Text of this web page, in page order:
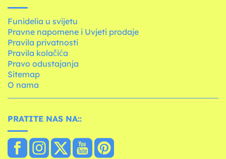
Funidelia u svijetu
Pravne napomene i Uvjeti prodaje
Pravila privatnosti
Pravila kolačića
Pravo odustajanja
Sitemap
O nama
PRATITE NAS NA::